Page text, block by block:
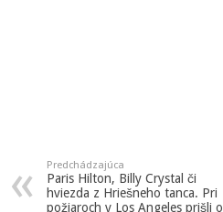
Predchádzajúca
Paris Hilton, Billy Crystal či
hviezda z Hriešneho tanca. Pri
požiaroch v Los Angeles prišli o